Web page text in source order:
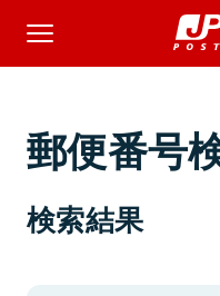
郵便番号
検索結果